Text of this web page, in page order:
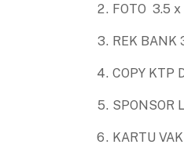
FOTO 3.5 x
REK BANK
COPY KTP
SPONSOR
KARTU